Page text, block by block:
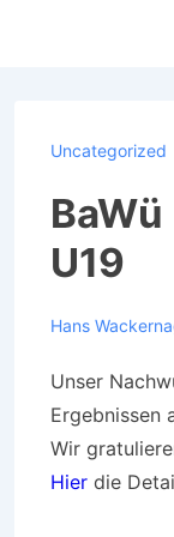
Uncategorized
U19
Hans
Unser
Ergebnissen
Wir
Hier die